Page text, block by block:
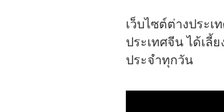
เว็บไซต์ต่างประ
ประเทศจีน ได้เลี้
ประจำทุกวัน